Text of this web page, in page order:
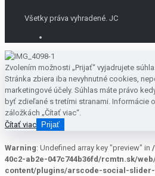
Všetky práva vyhradené. JC
Zvolením možnosti „Prijať“ vyjadrujete
Stránka zbiera iba nevyhnutné cookies,
marketingové účely. Súhlas máte právo
byť zdieľané s tretími stranami. Informácie
záložkách „Čítať viac“.
Čítať viac Prijať
Warning: Undefined array key "preview" in
40c2-ab2e-047c744b36fd/rcmtn.sk/
content/plugins/arscode-social-